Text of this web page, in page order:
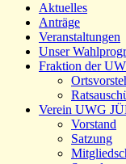
Aktuelles
Anträge
Veranstaltungen
Unser
Fraktion der
Verein UWG
Vorstand
Satzung